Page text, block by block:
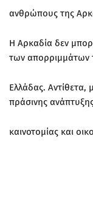
ανθρώπους της
Η Αρκαδία δεν
των απορριμμάτων
Ελλάδας. Αντίθετα,
πράσινης
καινοτομίας και